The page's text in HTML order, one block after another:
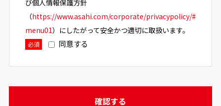
び個人情報保護方針
（https://www.asahi.com/corporate/privacypolicy/#
menu01）にしたがって安全かつ適切に取扱います。
必須 同意する